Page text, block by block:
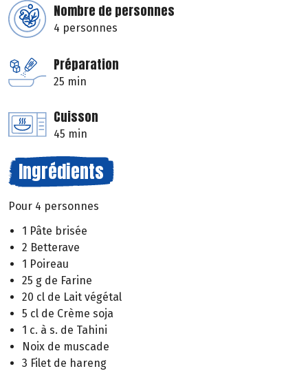
Nombre de personnes
4 personnes
Préparation
25 min
Cuisson
45 min
Ingrédients
Pour 4 personnes
1 Pâte brisée
2 Betterave
1 Poireau
25 g de Farine
20 cl de Lait végétal
5 cl de Crème soja
1 c. à s. de Tahini
Noix de muscade
3 Filet de hareng